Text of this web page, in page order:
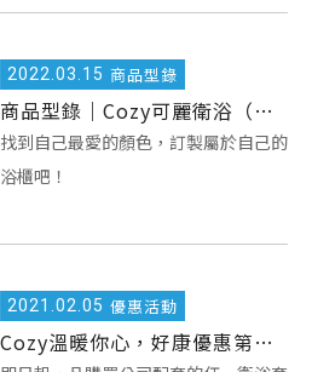
2022. 03.15 商品型錄
商品型錄｜Cozy可麗衛浴（訂製色卡）
找到自己最愛的顏色，訂製屬於自己的
浴櫃吧！
2021. 02.05 優惠活動
Cozy溫暖你心，好康優惠第三波！